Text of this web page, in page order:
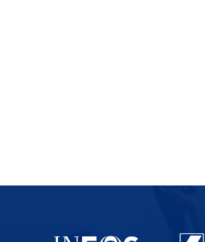
Partenaires du lausanne-Sport